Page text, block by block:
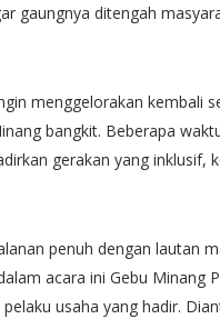
gaungnya ditengah
menggelorakan kembali
bangkit. Beberapa
gerakan yang inklusif,
penuh dengan lautan
acara ini Gebu Minang
usaha yang hadir.